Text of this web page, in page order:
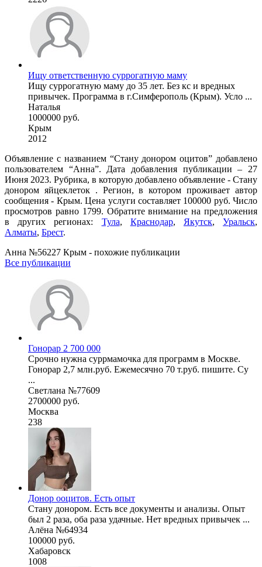
Ищу ответственную суррогатную маму
Ищу суррогатную маму до 35 лет. Без кс и вредных
привычек. Программа в г.Симферополь (Крым). Усло ...
Наталья
1000000 руб.
Крым
2012
Объявление с названием “Стану донором оцитов” добавлено
пользователем “Анна”. Дата добавления публикации – 27
Июня 2023. Рубрика, в которую добавлено объявление - Стану
донором яйцеклеток . Регион, в котором проживает автор
сообщения - Крым. Цена услуги составляет 100000 руб. Число
просмотров равно 1799. Обратите внимание на предложения
в других регионах: Тула, Краснодар, Якутск,Уральск,
Алматы, Брест.
Анна №56227 Крым - похожие публикации
Все публикации
Гонорар 2 700 000
Срочно нужна суррмамочка для программ в Москве.
Гонорар 2,7 млн.руб. Ежемесячно 70 т.руб. пишите. Су
...
Светлана №77609
2700000 руб.
Москва
238
Донор ооцитов. Есть опыт
Стану донором. Есть все документы и анализы. Опыт
был 2 раза, оба раза удачные. Нет вредных привычек ...
Алёна №64934
100000 руб.
Хабаровск
1008